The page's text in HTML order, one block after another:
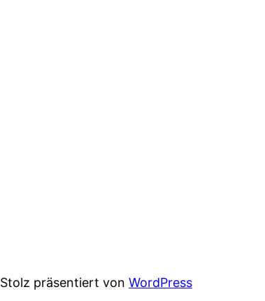
Stolz präsentiert von WordPress